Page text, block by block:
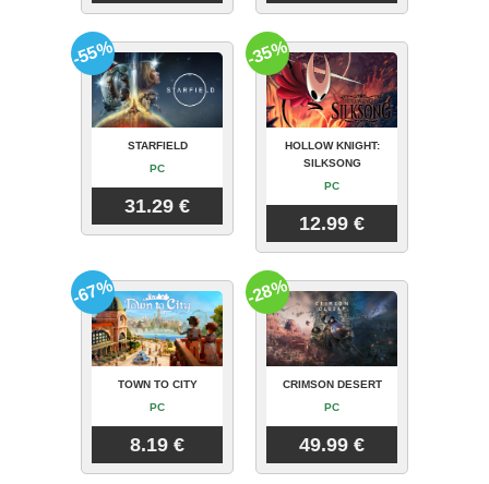
STARFIELD
PC
31.29 €
-55%
HOLLOW KNIGHT:
SILKSONG
PC
12.99 €
-35%
TOWN TO CITY
PC
8.19 €
-67%
CRIMSON DESERT
PC
49.99 €
-28%